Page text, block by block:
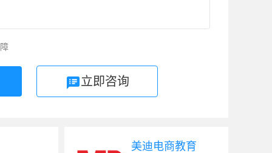
立即咨询
美迪电商教育